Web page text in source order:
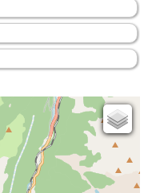
Cartes IGN
Open Topo Map
Open Street Map
ESRI Word Imagery